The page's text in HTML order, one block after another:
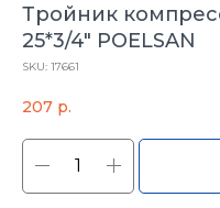
Тройник
25*3/4" POELSAN
SKU: 17661
207 р.